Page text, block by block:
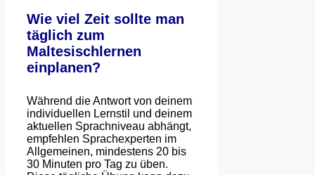
Wie viel Zeit sollte man
täglich zum
Maltesischlernen
einplanen?
Während die Antwort von deinem
individuellen Lernstil und deinem
aktuellen Sprachniveau abhängt,
empfehlen Sprachexperten im
Allgemeinen, mindestens 20 bis
30 Minuten pro Tag zu üben.